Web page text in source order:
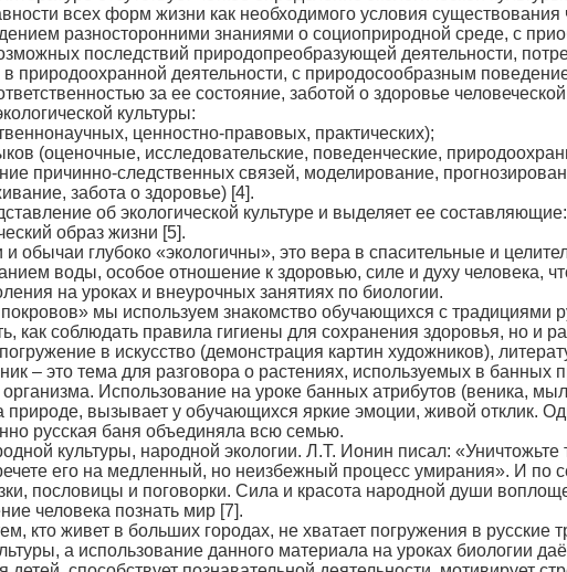
всех форм жизни как необходимого условия существования
разносторонними знаниями о социоприродной среде, с
последствий природопреобразующей деятельности,
природоохранной деятельности, с природосообразным
за ее состояние, заботой о здоровье
культуры:
ценностно-правовых, практических);
исследовательские, поведенческие,
следственных связей, моделирование,
забота о здоровье) [4].
об экологической культуре и выделяет ее
образ жизни [5].
обычаи глубоко «экологичны», это вера в спасительные и
воды, особое отношение к здоровью, силе и духу человека,
на уроках и внеурочных занятиях по биологии.
мы используем знакомство обучающихся с традициями
как соблюдать правила гигиены для сохранения здоровья, но и
в искусство (демонстрация картин художников),
– это тема для разговора о растениях, используемых в банных
Использование на уроке банных атрибутов (веника,
вызывает у обучающихся яркие эмоции, живой отклик.
русская баня объединяла всю семью.
культуры, народной экологии. Л.Т. Ионин писал:
его на медленный, но неизбежный процесс умирания». И по
пословицы и поговорки. Сила и красота народной души
человека познать мир [7].
кто живет в больших городах, не хватает погружения в русские
а использование данного материала на уроках биологии